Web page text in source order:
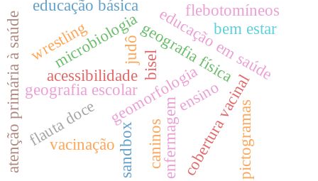
geografia física
geomorfologia
geografia escolar
sandbox cobertura vacinal
educação em saúde
enfermagem
vacinação
microbiologia
ensino
educação básica
bisel
flauta doce
atenção primária à saúde bem estar
acessibilidade
pictogramas
judô
wrestling
caninos
flebotomíneos